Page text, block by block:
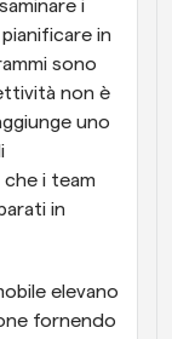
i
in
sono
non è
uno
i team
in
elevano
fornendo